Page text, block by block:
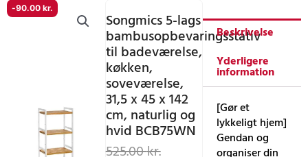
-90.00 kr.
Songmics 5-lags
bambusopbevaringsstativ
til badeværelse,
køkken,
soveværelse,
31,5 x 45 x 142
cm, naturlig og
hvid BCB75WN
525.00kr.Den Den
Beskrivelse
Yderligere
information
[Gør et
lykkeligt hjem]
Gendan og
organiser din